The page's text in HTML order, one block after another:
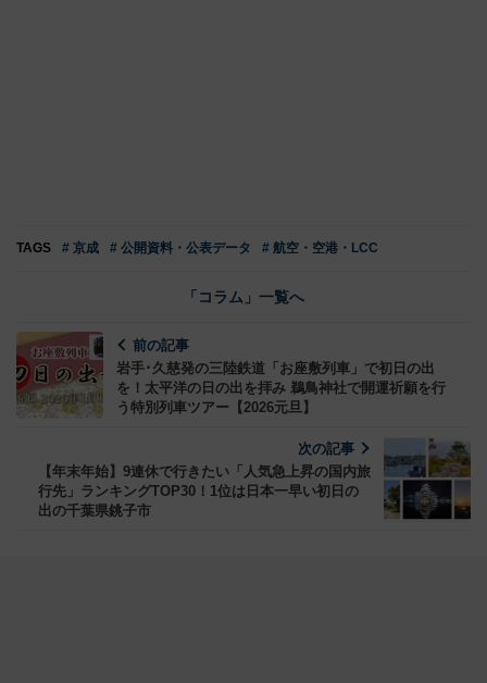
TAGS # 京成 # 公開資料・公表データ # 航空・空港・LCC
「コラム」一覧へ
前の記事
岩手･久慈発の三陸鉄道「お座敷列車」で初日の出
を！太平洋の日の出を拝み 鵜鳥神社で開運祈願を行
う特別列車ツアー【2026元旦】
次の記事
【年末年始】9連休で行きたい「人気急上昇の国内旅
行先」ランキングTOP30！1位は日本一早い初日の
出の千葉県銚子市